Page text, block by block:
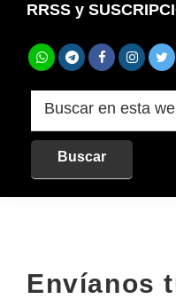
RRSS y
Buscar
web
Envíanos